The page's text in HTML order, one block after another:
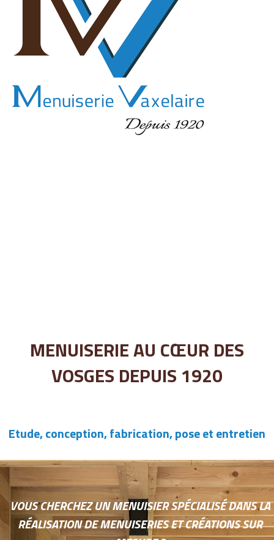
MENUISERIE AU CŒUR DES
VOSGES DEPUIS 1920
Etude, conception, fabrication, pose et entretien
VOUS CHERCHEZ UN MENUISIER SPÉCIALISÉ DANS LA
RÉALISATION DE MENUISERIES ET CRÉATIONS SUR